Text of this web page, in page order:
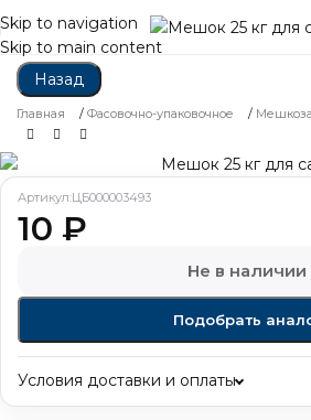
Skip to navigation
Skip to main content
Назад
Главная / Фасовочно-упаковочное /
Артикул:ЦБ000003493
10 ₽
Не в наличии
Подобрать
Условия доставки и оплаты